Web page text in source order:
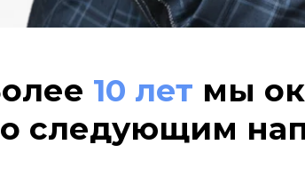
10 лет мы
следующим